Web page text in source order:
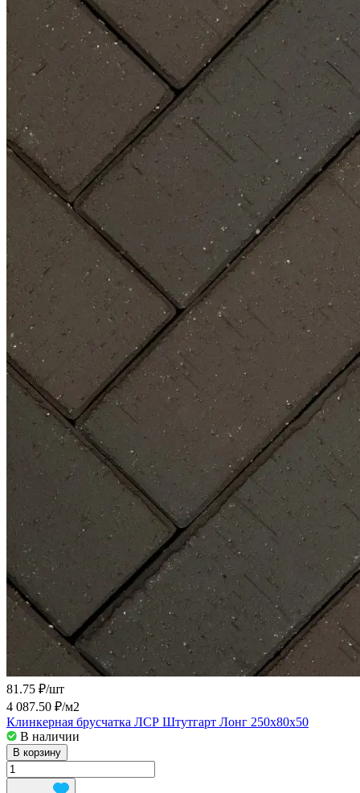
81.75 ₽/шт
4 087.50 ₽/м2
Клинкерная брусчатка ЛСР Штутгарт Лонг 250х80х50
В наличии
В корзину